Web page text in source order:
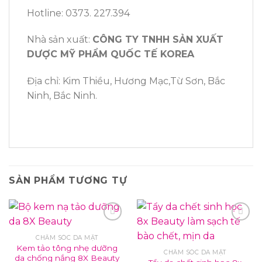
Hotline: 0373. 227.394
Nhà sản xuất: CÔNG TY TNHH SẢN XUẤT
DƯỢC MỸ PHẨM QUỐC TẾ KOREA
Địa chỉ: Kim Thiều, Hương Mạc,Từ Sơn, Bắc
Ninh, Bắc Ninh.
SẢN PHẨM TƯƠNG TỰ
CHĂM SÓC DA MẶT
Kem tảo tông nhẹ dưỡng
da chống nắng 8X Beauty
CHĂM SÓC DA MẶT